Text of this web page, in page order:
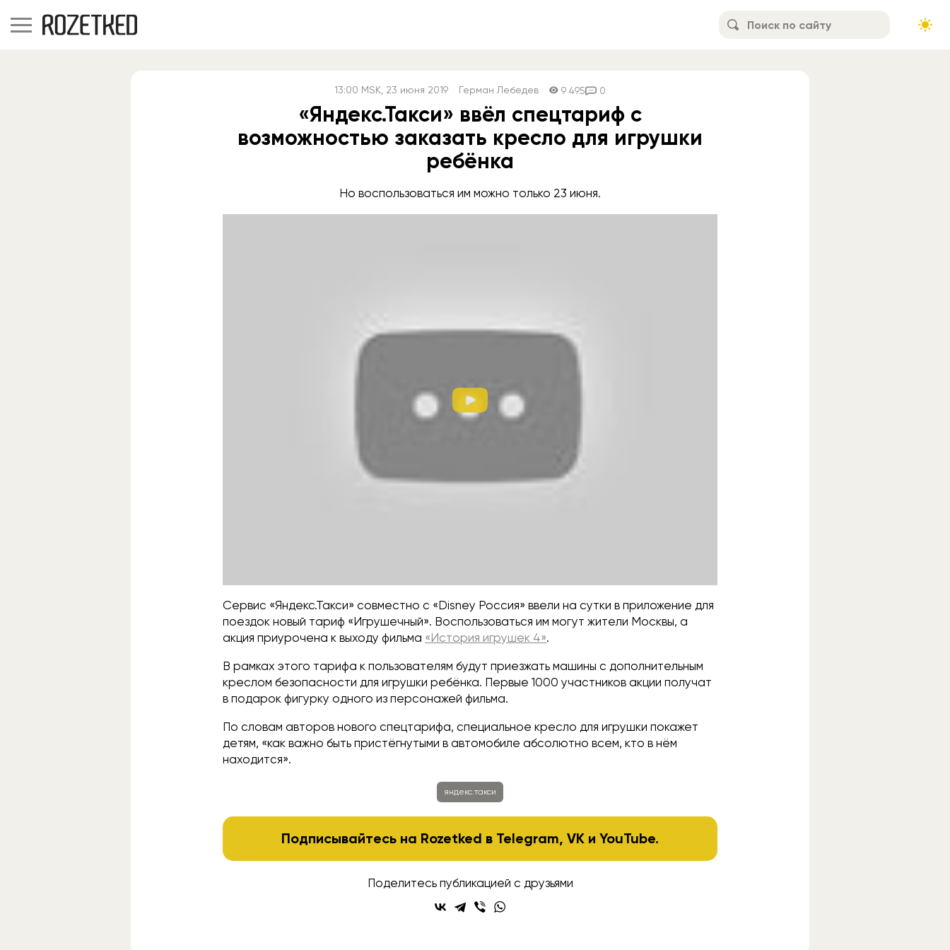
13:00 MSK , 23 июня 2019 Герман Лебедев 9 495 0
«Яндекс.Такси» ввёл спецтариф с
возможностью заказать кресло для игрушки
ребёнка
Но воспользоваться им можно только 23 июня.
Сервис «Яндекс.Такси» совместно с «Disney Россия» ввели на сутки в приложение для
поездок новый тариф «Игрушечный». Воспользоваться им могут жители Москвы, а
акция приурочена к выходу фильма «История игрушек 4».
В рамках этого тарифа к пользователям будут приезжать машины с дополнительным
креслом безопасности для игрушки ребёнка. Первые 1000 участников акции получат
в подарок фигурку одного из персонажей фильма.
По словам авторов нового спецтарифа, специальное кресло для игрушки покажет
детям, «как важно быть пристёгнутыми в автомобиле абсолютно всем, кто в нём
находится».
яндекс.такси
Подписывайтесь на Rozetked в Telegram,VK иYouTube.
Поделитесь публикацией с друзьями